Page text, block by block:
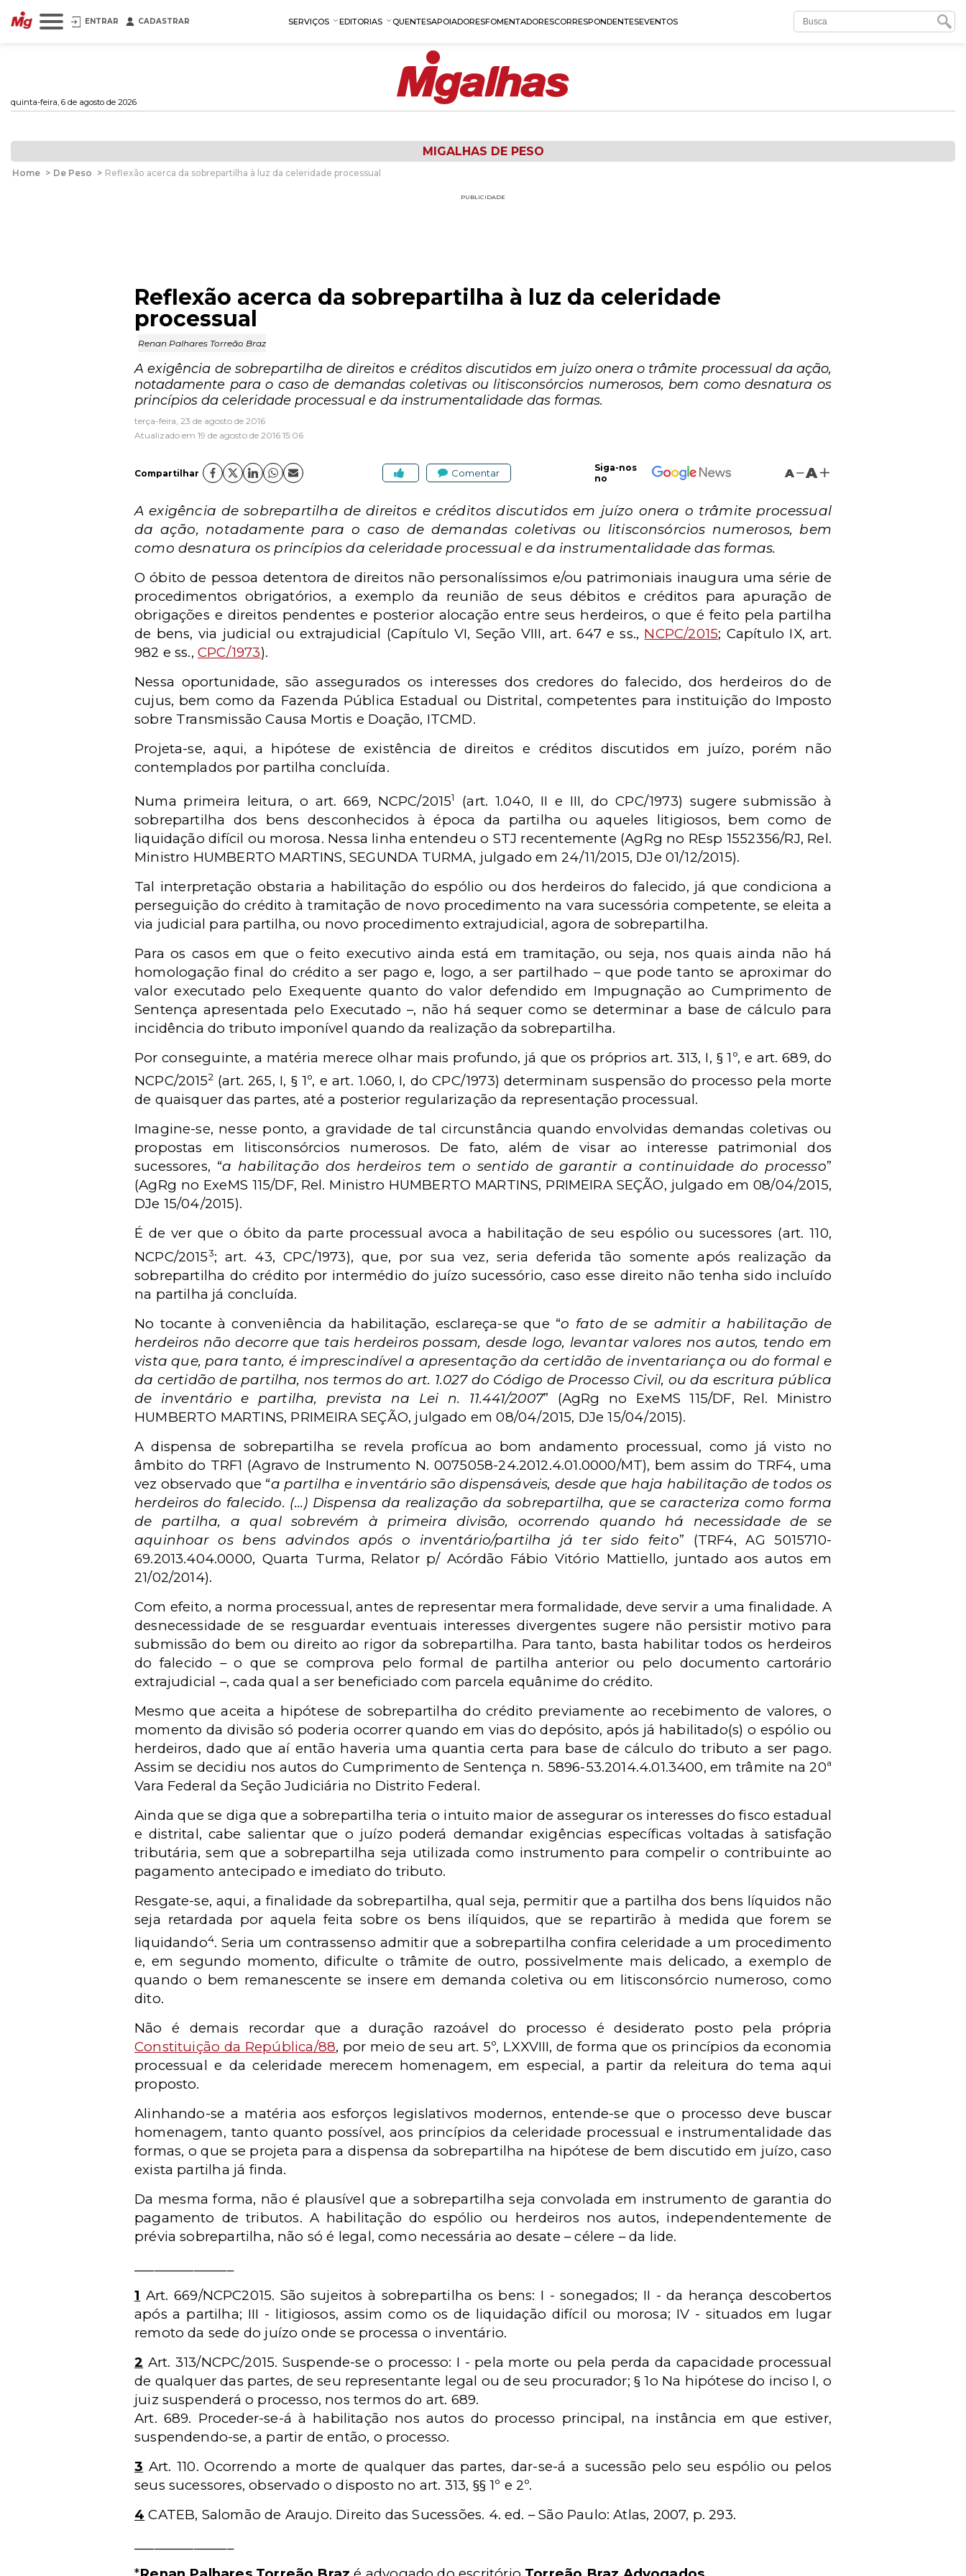
ENTRAR CADASTRAR SERVIÇOS EDITORIAS QUENTESAPOIADORESFOMENTADORESCORRESPONDENTESEVENTOS
quinta-feira, 6 de agosto de 2026
MIGALHAS DE PESO
Home > De Peso > Reflexão acerca da sobrepartilha à luz da celeridade processual
PUBLICIDADE
Reflexão acerca da sobrepartilha à luz da celeridade
processual
Renan Palhares Torreão Braz
A exigência de sobrepartilha de direitos e créditos discutidos em juízo onera o trâmite processual da ação,
notadamente para o caso de demandas coletivas ou litisconsórcios numerosos, bem como desnatura os
princípios da celeridade processual e da instrumentalidade das formas.
terça-feira, 23 de agosto de 2016
Atualizado em 19 de agosto de 2016 15:06
Compartilhar Comentar
Siga-nos
no
A A
A exigência de sobrepartilha de direitos e créditos discutidos em juízo onera o trâmite processual
da ação, notadamente para o caso de demandas coletivas ou litisconsórcios numerosos, bem
como desnatura os princípios da celeridade processual e da instrumentalidade das formas.
O óbito de pessoa detentora de direitos não personalíssimos e/ou patrimoniais inaugura uma série de
procedimentos obrigatórios, a exemplo da reunião de seus débitos e créditos para apuração de
obrigações e direitos pendentes e posterior alocação entre seus herdeiros, o que é feito pela partilha
de bens, via judicial ou extrajudicial (Capítulo VI, Seção VIII, art. 647 e ss., NCPC/2015; Capítulo IX, art.
982 e ss.,CPC/1973).
Nessa oportunidade, são assegurados os interesses dos credores do falecido, dos herdeiros do de
cujus, bem como da Fazenda Pública Estadual ou Distrital, competentes para instituição do Imposto
sobre Transmissão Causa Mortis e Doação, ITCMD.
Projeta-se, aqui, a hipótese de existência de direitos e créditos discutidos em juízo, porém não
contemplados por partilha concluída.
Numa primeira leitura, o art. 669, NCPC/20151
(art. 1.040, II e III, do CPC/1973) sugere submissão à
sobrepartilha dos bens desconhecidos à época da partilha ou aqueles litigiosos, bem como de
liquidação difícil ou morosa. Nessa linha entendeu o STJ recentemente (AgRg no REsp 1552356/RJ, Rel.
Ministro HUMBERTO MARTINS, SEGUNDA TURMA, julgado em 24/11/2015, DJe 01/12/2015).
Tal interpretação obstaria a habilitação do espólio ou dos herdeiros do falecido, já que condiciona a
perseguição do crédito à tramitação de novo procedimento na vara sucessória competente, se eleita a
via judicial para partilha, ou novo procedimento extrajudicial, agora de sobrepartilha.
Para os casos em que o feito executivo ainda está em tramitação, ou seja, nos quais ainda não há
homologação final do crédito a ser pago e, logo, a ser partilhado – que pode tanto se aproximar do
valor executado pelo Exequente quanto do valor defendido em Impugnação ao Cumprimento de
Sentença apresentada pelo Executado –, não há sequer como se determinar a base de cálculo para
incidência do tributo imponível quando da realização da sobrepartilha.
Por conseguinte, a matéria merece olhar mais profundo, já que os próprios art. 313, I, § 1º, e art. 689, do
NCPC/20152(art. 265, I, § 1º, e art. 1.060, I, do CPC/1973) determinam suspensão do processo pela morte
de quaisquer das partes, até a posterior regularização da representação processual.
Imagine-se, nesse ponto, a gravidade de tal circunstância quando envolvidas demandas coletivas ou
propostas em litisconsórcios numerosos. De fato, além de visar ao interesse patrimonial dos
sucessores, “a habilitação dos herdeiros tem o sentido de garantir a continuidade do processo”
(AgRg no ExeMS 115/DF, Rel. Ministro HUMBERTO MARTINS, PRIMEIRA SEÇÃO, julgado em 08/04/2015,
DJe 15/04/2015).
É de ver que o óbito da parte processual avoca a habilitação de seu espólio ou sucessores (art. 110,
NCPC/20153; art. 43, CPC/1973), que, por sua vez, seria deferida tão somente após realização da
sobrepartilha do crédito por intermédio do juízo sucessório, caso esse direito não tenha sido incluído
na partilha já concluída.
No tocante à conveniência da habilitação, esclareça-se que “o fato de se admitir a habilitação de
herdeiros não decorre que tais herdeiros possam, desde logo, levantar valores nos autos, tendo em
vista que, para tanto, é imprescindível a apresentação da certidão de inventariança ou do formal e
da certidão de partilha, nos termos do art. 1.027 do Código de Processo Civil, ou da escritura pública
de inventário e partilha, prevista na Lei n. 11.441/2007” (AgRg no ExeMS 115/DF, Rel. Ministro
HUMBERTO MARTINS, PRIMEIRA SEÇÃO, julgado em 08/04/2015, DJe 15/04/2015).
A dispensa de sobrepartilha se revela profícua ao bom andamento processual, como já visto no
âmbito do TRF1 (Agravo de Instrumento N. 0075058-24.2012.4.01.0000/MT), bem assim do TRF4, uma
vez observado que “a partilha e inventário são dispensáveis, desde que haja habilitação de todos os
herdeiros do falecido. (...) Dispensa da realização da sobrepartilha, que se caracteriza como forma
de partilha, a qual sobrevém à primeira divisão, ocorrendo quando há necessidade de se
aquinhoar os bens advindos após o inventário/partilha já ter sido feito” (TRF4, AG 5015710-
69.2013.404.0000, Quarta Turma, Relator p/ Acórdão Fábio Vitório Mattiello, juntado aos autos em
21/02/2014).
Com efeito, a norma processual, antes de representar mera formalidade, deve servir a uma finalidade. A
desnecessidade de se resguardar eventuais interesses divergentes sugere não persistir motivo para
submissão do bem ou direito ao rigor da sobrepartilha. Para tanto, basta habilitar todos os herdeiros
do falecido – o que se comprova pelo formal de partilha anterior ou pelo documento cartorário
extrajudicial –, cada qual a ser beneficiado com parcela equânime do crédito.
Mesmo que aceita a hipótese de sobrepartilha do crédito previamente ao recebimento de valores, o
momento da divisão só poderia ocorrer quando em vias do depósito, após já habilitado(s) o espólio ou
herdeiros, dado que aí então haveria uma quantia certa para base de cálculo do tributo a ser pago.
Assim se decidiu nos autos do Cumprimento de Sentença n. 5896-53.2014.4.01.3400, em trâmite na 20ª
Vara Federal da Seção Judiciária no Distrito Federal.
Ainda que se diga que a sobrepartilha teria o intuito maior de assegurar os interesses do fisco estadual
e distrital, cabe salientar que o juízo poderá demandar exigências específicas voltadas à satisfação
tributária, sem que a sobrepartilha seja utilizada como instrumento para compelir o contribuinte ao
pagamento antecipado e imediato do tributo.
Resgate-se, aqui, a finalidade da sobrepartilha, qual seja, permitir que a partilha dos bens líquidos não
seja retardada por aquela feita sobre os bens ilíquidos, que se repartirão à medida que forem se
liquidando4. Seria um contrassenso admitir que a sobrepartilha confira celeridade a um procedimento
e, em segundo momento, dificulte o trâmite de outro, possivelmente mais delicado, a exemplo de
quando o bem remanescente se insere em demanda coletiva ou em litisconsórcio numeroso, como
dito.
Não é demais recordar que a duração razoável do processo é desiderato posto pela própria
Constituição da República/88, por meio de seu art. 5º, LXXVIII, de forma que os princípios da economia
processual e da celeridade merecem homenagem, em especial, a partir da releitura do tema aqui
proposto.
Alinhando-se a matéria aos esforços legislativos modernos, entende-se que o processo deve buscar
homenagem, tanto quanto possível, aos princípios da celeridade processual e instrumentalidade das
formas, o que se projeta para a dispensa da sobrepartilha na hipótese de bem discutido em juízo, caso
exista partilha já finda.
Da mesma forma, não é plausível que a sobrepartilha seja convolada em instrumento de garantia do
pagamento de tributos. A habilitação do espólio ou herdeiros nos autos, independentemente de
prévia sobrepartilha, não só é legal, como necessária ao desate – célere – da lide.
1 Art. 669/NCPC2015. São sujeitos à sobrepartilha os bens: I - sonegados; II - da herança descobertos
após a partilha; III - litigiosos, assim como os de liquidação difícil ou morosa; IV - situados em lugar
remoto da sede do juízo onde se processa o inventário.
2 Art. 313/NCPC/2015. Suspende-se o processo: I - pela morte ou pela perda da capacidade processual
de qualquer das partes, de seu representante legal ou de seu procurador; § 1o Na hipótese do inciso I, o
juiz suspenderá o processo, nos termos do art. 689.
Art. 689. Proceder-se-á à habilitação nos autos do processo principal, na instância em que estiver,
suspendendo-se, a partir de então, o processo.
3 Art. 110. Ocorrendo a morte de qualquer das partes, dar-se-á a sucessão pelo seu espólio ou pelos
seus sucessores, observado o disposto no art. 313, §§ 1º e 2º.
4 CATEB, Salomão de Araujo. Direito das Sucessões. 4. ed. – São Paulo: Atlas, 2007, p. 293.